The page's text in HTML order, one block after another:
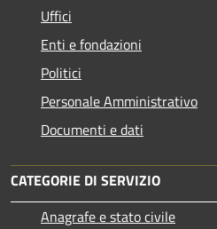
Uffici
Enti e fondazioni
Politici
Personale Amministrativo
Documenti e dati
CATEGORIE DI SERVIZIO
Anagrafe e stato civile